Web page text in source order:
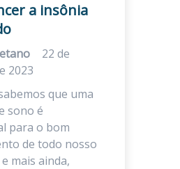
a insônia
22 de
2023
que uma
sono é
para o bom
de todo nosso
mais ainda,